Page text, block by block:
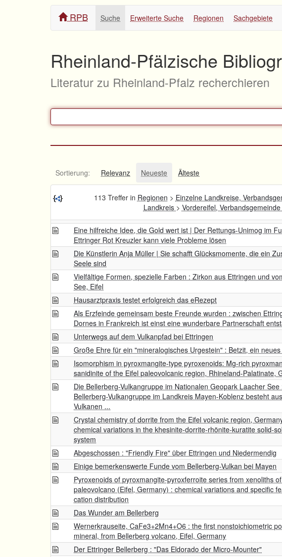
RPB Suche Erweiterte Suche Regionen Sachgebiete
Rheinland-Pfälzische
Literatur zu Rheinland-Pfalz recherchieren
Sortierung: Relevanz Neueste Älteste
113 Treffer in Regionen > Einzelne Landkreise,
Landkreis > Vordereifel, Verbandsgemeinde
Eine hilfreiche Idee, die Gold wert ist | Der Rettungs-Unimog im
Ettringer Rot Kreuzler kann viele Probleme lösen
Die Künstlerin Anja Müller | Sie schafft Glücksmomente, die ein
Seele sind
Vielfältige Formen, spezielle Farben : Zirkon aus Ettringen und
See, Eifel
Hausarztpraxis testet erfolgreich das eRezept
Als Erzfeinde gemeinsam beste Freunde wurden : zwischen
Dornes in Frankreich ist einst eine wunderbare Partnerschaft
Unterwegs auf dem Vulkanpfad bei Ettringen
Große Ehre für ein "mineralogisches Urgestein" : Betzit, ein
Isomorphism in pyroxmangite-type pyroxenoids: Mg-rich
sanidinite of the Eifel paleovolcanic region, Rhineland-Palatinate,
Die Bellerberg-Vulkangruppe im Nationalen Geopark Laacher See
Bellerberg-Vulkangruppe im Landkreis Mayen-Koblenz besteht
Vulkanen ...
Crystal chemistry of dorrite from the Eifel volcanic region,
chemical variations in the khesinite-dorrite-rhönite-kuratite solid-
system
Abgeschossen : "Friendly Fire" über Ettringen und Niedermendig
Einige bemerkenswerte Funde vom Bellerberg-Vulkan bei Mayen
Pyroxenoids of pyroxmangite-pyroxferroite series from xenoliths
paleovolcano (Eifel, Germany) : chemical variations and specific
cation distribution
Das Wunder am Bellerberg
Wernerkrauseite, CaFe3+2Mn4+O6 : the first nonstoichiometric
mineral, from Bellerberg volcano, Eifel, Germany
Der Ettringer Bellerberg : "Das Eldorado der Micro-Mounter"